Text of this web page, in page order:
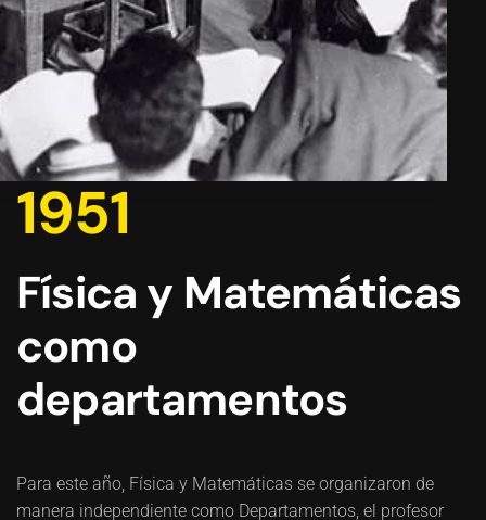
1951
Física y Matemáticas
como
departamentos
Para este año, Física y Matemáticas se organizaron de
manera independiente como Departamentos, el profesor